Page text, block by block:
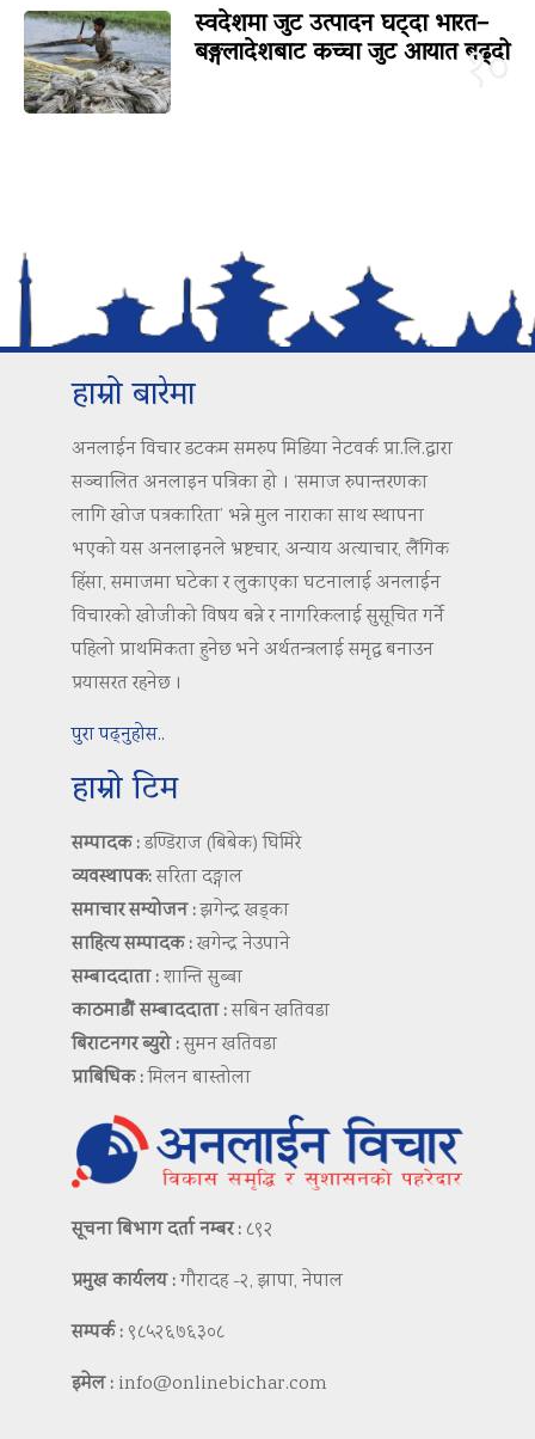
१०
स्वदेशमा जुट उत्पादन घट्दा भारत–
बङ्गलादेशबाट कच्चा जुट आयात बढ्दो
हाम्रो बारेमा
अनलाईन विचार डटकम समरुप मिडिया नेटवर्क प्रा.लि.द्वारा
सञ्चालित अनलाइन पत्रिका हो । ‘समाज रुपान्तरणका
लागि खोज पत्रकारिता’ भन्ने मुल नाराका साथ स्थापना
भएको यस अनलाइनले भ्रष्टचार, अन्याय अत्याचार, लैंगिक
हिंसा, समाजमा घटेका र लुकाएका घटनालाई अनलाईन
विचारको खोजीको विषय बन्ने र नागरिकलाई सुसूचित गर्ने
पहिलो प्राथमिकता हुनेछ भने अर्थतन्त्रलाई समृद्ध बनाउन
प्रयासरत रहनेछ ।
पुरा पढ्नुहोस..
हाम्रो टिम
सम्पादक :डण्डिराज (बिबेक) घिमिरे
व्यवस्थापक:सरिता दङ्गाल
समाचार सम्योजन :झगेन्द्र खड्का
साहित्य सम्पादक :खगेन्द्र नेउपाने
सम्बाददाता :शान्ति सुब्बा
काठमाडौं सम्बाददाता :सबिन खतिवडा
बिराटनगर ब्युरो :सुमन खतिवडा
प्राबिधिक :मिलन बास्तोला
सूचना बिभाग दर्ता नम्बर : ८९२
प्रमुख कार्यलय :गौरादह -२, झापा, नेपाल
सम्पर्क : ९८५२६७६३०८
इमेल : info@onlinebichar.com